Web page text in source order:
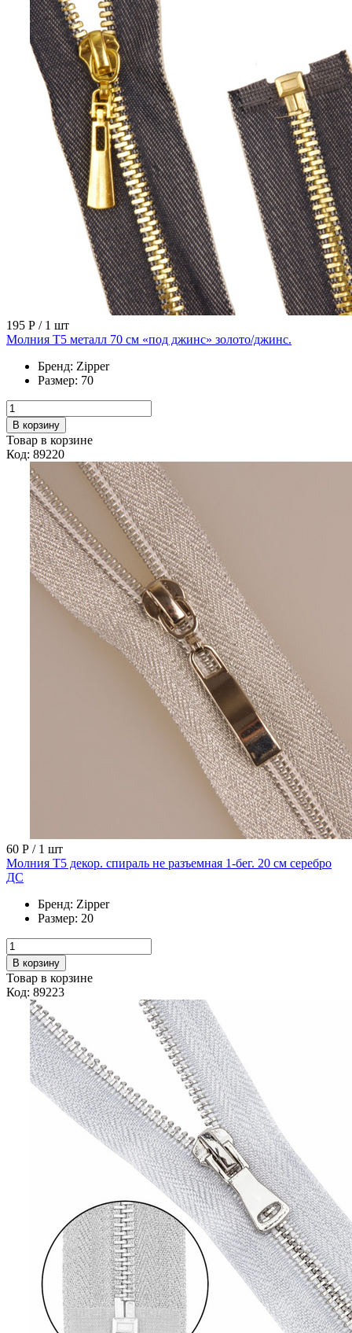
195 Р / 1 шт
Молния Т5 металл 70 см «под джинс» золото/джинс.
Бренд: Zipper
Размер: 70
В корзину
Товар в корзине
Код: 89220
60 Р / 1 шт
Молния Т5 декор. спираль не разъемная 1-бег. 20 см серебро
ДС
Бренд: Zipper
Размер: 20
В корзину
Товар в корзине
Код: 89223